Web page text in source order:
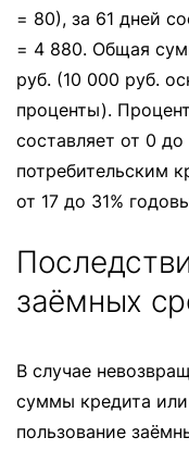
= 80), за 61 дней
= 4 880. Общая
руб. (10 000 руб.
проценты).
составляет от 0
потребительским
от 17 до 31%
заёмных
В случае
суммы кредита
пользование